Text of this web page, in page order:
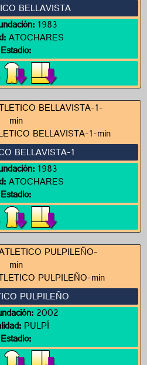
BELLAVISTA
1983
ATOCHARES
Estadio:
BELLAVISTA-1
1983
ATOCHARES
Estadio:
PULPILEÑO
2002
PULPÍ
Estadio: